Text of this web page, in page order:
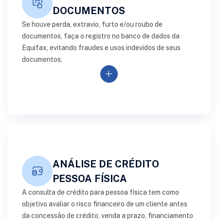
DOCUMENTOS
Se houve perda, extravio, furto e/ou roubo de
documentos, faça o registro no banco de dados da
Equifax, evitando fraudes e usos indevidos de seus
documentos.
add
ANÁLISE DE CRÉDITO
PESSOA FÍSICA
A consulta de crédito para pessoa física tem como
objetivo avaliar o risco financeiro de um cliente antes
da concessão de crédito, venda a prazo, financiamento